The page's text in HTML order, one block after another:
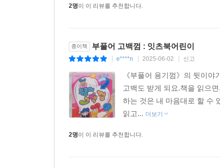
2명이 이 리뷰를 추천합니다.
종이책 부풀어 고백껌 : 잇츠북어린이
e****n 2025-06-02 신고
《부풀어 용기껌》의 뒷이
고백도 받게 되요.책을 읽으
하는 것은 내 마음대로 할 수
읽고... 더보기
2명이 이 리뷰를 추천합니다.